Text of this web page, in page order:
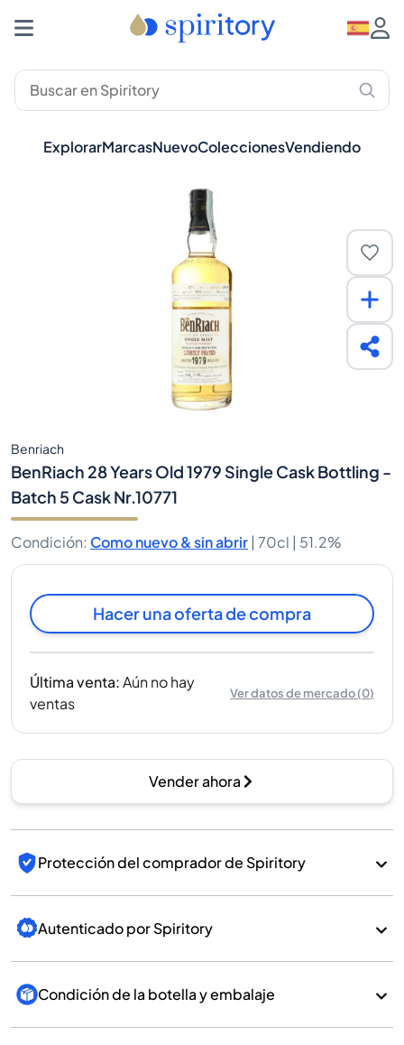
ExplorarMarcasNuevoColeccionesVendiendo
Benriach
BenRiach 28 Years Old 1979 Single Cask Bottling -
Batch 5 Cask Nr.10771
Condición: Como nuevo & sin abrir | 70cl | 51.2%
Hacer una oferta de compra
Última venta:Aún no hay
ventas
Ver datos de mercado(0)
Vender ahora
Protección del comprador de Spiritory
Autenticado por Spiritory
Condición de la botella y embalaje